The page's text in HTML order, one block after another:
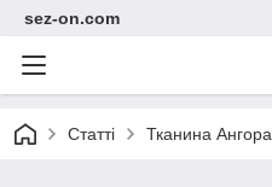
sez-on.com
Статті Тканина Ангора